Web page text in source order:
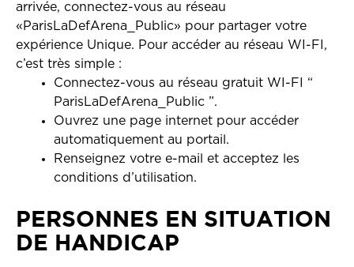
arrivée, connectez-vous au réseau
«ParisLaDefArena_Public» pour partager votre
expérience Unique. Pour accéder au réseau WI-FI,
c’est très simple :
Connectez-vous au réseau gratuit WI-FI “
ParisLaDefArena_Public ”.
Ouvrez une page internet pour accéder
automatiquement au portail.
Renseignez votre e-mail et acceptez les
conditions d’utilisation.
PERSONNES EN SITUATION
DE HANDICAP